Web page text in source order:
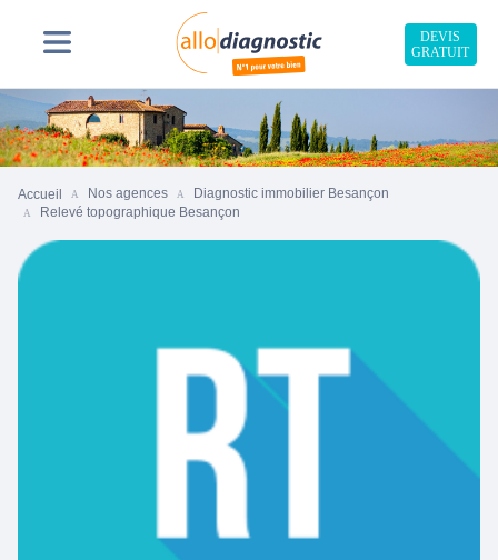
DEVIS
GRATUIT
Accueil Nos agences
Diagnostic immobilier Besançon ‎
Relevé topographique Besançon